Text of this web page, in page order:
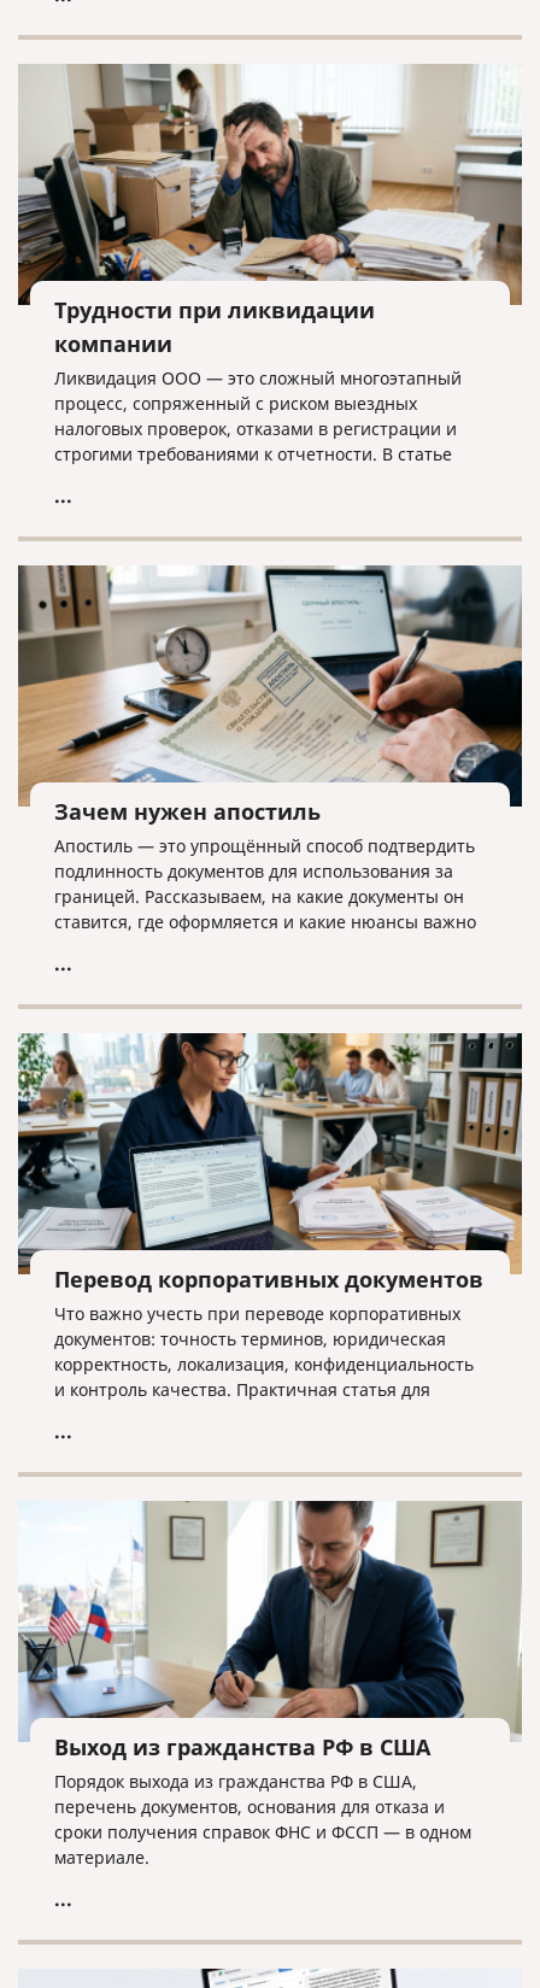
Трудности при ликвидации
компании
Ликвидация ООО — это сложный многоэтапный
процесс, сопряженный с риском выездных
налоговых проверок, отказами в регистрации и
строгими требованиями к отчетности. В статье
бизнеса, критерии упрощенной процедуры и
...
Зачем нужен апостиль
Апостиль — это упрощённый способ подтвердить
подлинность документов для использования за
границей. Рассказываем, на какие документы он
ставится, где оформляется и какие нюансы важно
...
Перевод корпоративных документов
Что важно учесть при переводе корпоративных
документов: точность терминов, юридическая
корректность, локализация, конфиденциальность
и контроль качества. Практичная статья для
...
Выход из гражданства РФ в США
Порядок выхода из гражданства РФ в США,
перечень документов, основания для отказа и
сроки получения справок ФНС и ФССП — в одном
материале.
...